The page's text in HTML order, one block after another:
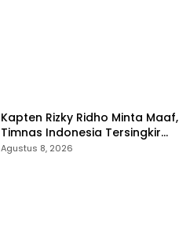
Kapten Rizky Ridho Minta Maaf,
Timnas Indonesia Tersingkir
dari Piala AFF 2026
Agustus 8, 2026